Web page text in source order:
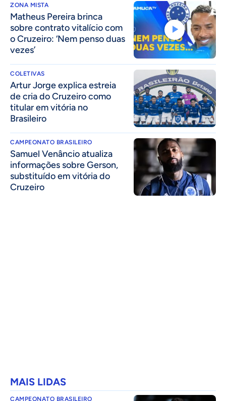
ZONA MISTA
Matheus Pereira brinca
sobre contrato vitalício com
o Cruzeiro: ‘Nem penso duas
vezes’
COLETIVAS
Artur Jorge explica estreia
de cria do Cruzeiro como
titular em vitória no
Brasileiro
CAMPEONATO BRASILEIRO
Samuel Venâncio atualiza
informações sobre Gerson,
substituído em vitória do
Cruzeiro
MAIS LIDAS
CAMPEONATO BRASILEIRO